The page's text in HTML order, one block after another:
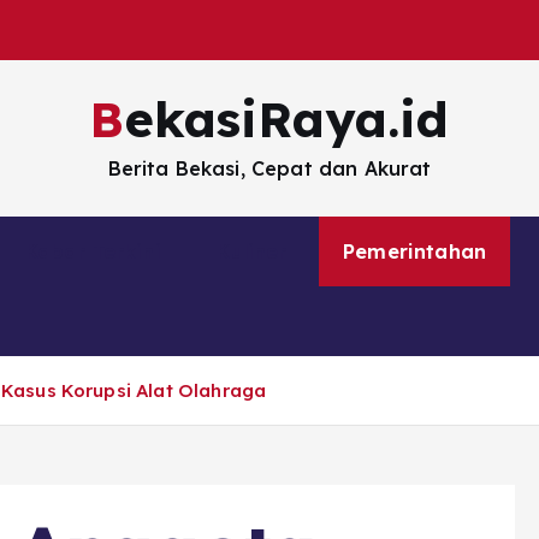
BekasiRaya.id
Berita Bekasi, Cepat dan Akurat
Pemerintahan
Korupsi Alat Olahraga